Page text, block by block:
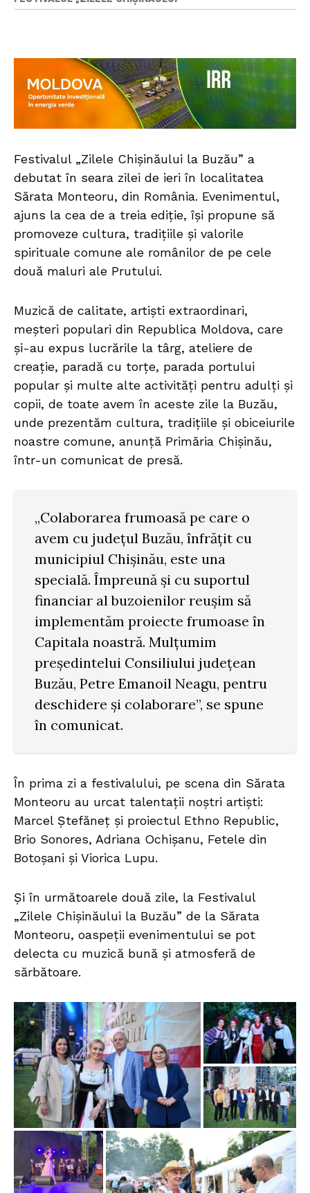
Festivalul „Zilele Chișinăului la Buzău” a
debutat în seara zilei de ieri în localitatea
Sărata Monteoru, din România. Evenimentul,
ajuns la cea de a treia ediție, își propune să
promoveze cultura, tradițiile și valorile
spirituale comune ale românilor de pe cele
două maluri ale Prutului.
Muzică de calitate, artiști extraordinari,
meșteri populari din Republica Moldova, care
și-au expus lucrările la târg, ateliere de
creație, paradă cu torțe, parada portului
popular și multe alte activități pentru adulți și
copii, de toate avem în aceste zile la Buzău,
unde prezentăm cultura, tradițiile și obiceiurile
noastre comune, anunță Primăria Chișinău,
într-un comunicat de presă.
„Colaborarea frumoasă pe care o
avem cu județul Buzău, înfrățit cu
municipiul Chișinău, este una
specială. Împreună și cu suportul
financiar al buzoienilor reușim să
implementăm proiecte frumoase în
Capitala noastră. Mulțumim
președintelui Consiliului județean
Buzău, Petre Emanoil Neagu, pentru
deschidere și colaborare”, se spune
în comunicat.
În prima zi a festivalului, pe scena din Sărata
Monteoru au urcat talentații noștri artiști:
Marcel Ștefăneț și proiectul Ethno Republic,
Brio Sonores, Adriana Ochișanu, Fetele din
Botoșani și Viorica Lupu.
Și în următoarele două zile, la Festivalul
„Zilele Chișinăului la Buzău” de la Sărata
Monteoru, oaspeții evenimentului se pot
delecta cu muzică bună și atmosferă de
sărbătoare.